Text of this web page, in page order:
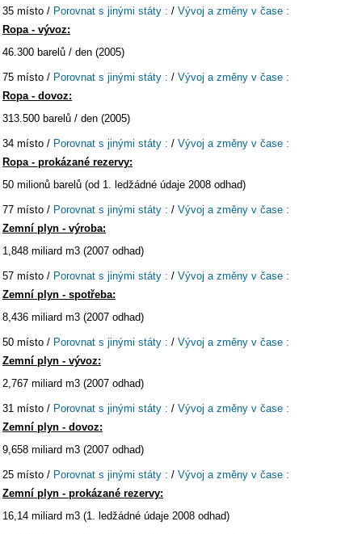
35 místo / Porovnat s jinými státy : / Vývoj a změny v čase :
Ropa - vývoz:
46.300 barelů / den (2005)
75 místo / Porovnat s jinými státy : / Vývoj a změny v čase :
Ropa - dovoz:
313.500 barelů / den (2005)
34 místo / Porovnat s jinými státy : / Vývoj a změny v čase :
Ropa - prokázané rezervy:
50 milionů barelů (od 1. ledžádné údaje 2008 odhad)
77 místo / Porovnat s jinými státy : / Vývoj a změny v čase :
Zemní plyn - výroba:
1,848 miliard m3 (2007 odhad)
57 místo / Porovnat s jinými státy : / Vývoj a změny v čase :
Zemní plyn - spotřeba:
8,436 miliard m3 (2007 odhad)
50 místo / Porovnat s jinými státy : / Vývoj a změny v čase :
Zemní plyn - vývoz:
2,767 miliard m3 (2007 odhad)
31 místo / Porovnat s jinými státy : / Vývoj a změny v čase :
Zemní plyn - dovoz:
9,658 miliard m3 (2007 odhad)
25 místo / Porovnat s jinými státy : / Vývoj a změny v čase :
Zemní plyn - prokázané rezervy:
16,14 miliard m3 (1. ledžádné údaje 2008 odhad)